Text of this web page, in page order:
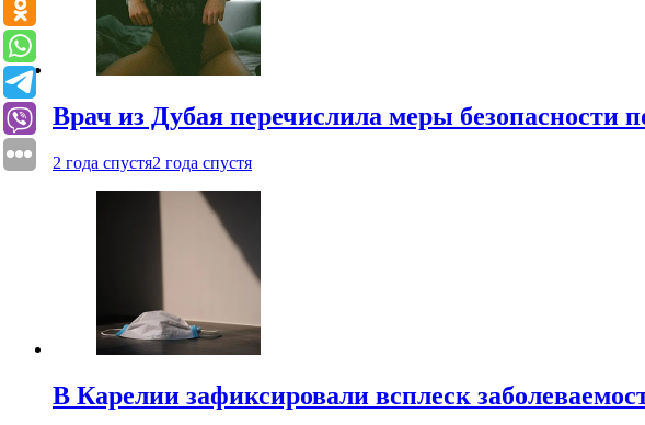
Врач из Дубая перечислила меры безопасности
2 года спустя2 года спустя
В Карелии зафиксировали всплеск